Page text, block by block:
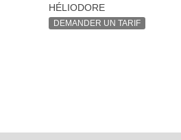
HÉLIODORE
DEMANDER UN TARIF